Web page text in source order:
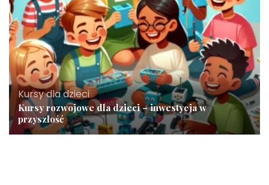
Kursy dla dzieci
Kursy rozwojowe dla dzieci – inwestycja w
przyszłość